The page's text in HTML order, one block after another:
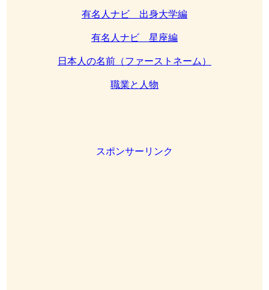
有名人ナビ 出身大学編
有名人ナビ 星座編
日本人の名前（ファーストネーム）
職業と人物
スポンサーリンク